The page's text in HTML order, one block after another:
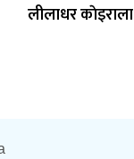
लीलाधर काेइराला